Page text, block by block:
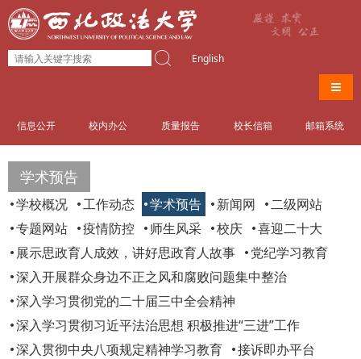
English
导航
信息公开 校内办公 质量报告 校长信箱 邮箱系统
学术预告
学校概况 工作动态 学术预告 新闻网
二级网站
专题网站
疫情防控 师生风采 校庆
喜迎二十大
展示思政育人成效，讲好思政育人故事
党纪学习教育
深入开展群众身边不正之风和腐败问题集中整治
深入学习贯彻党的二十届三中全会精神
深入学习贯彻习近平法治思想 积极推进“三进”工作
深入贯彻中央八项规定精神学习教育
接诉即办平台